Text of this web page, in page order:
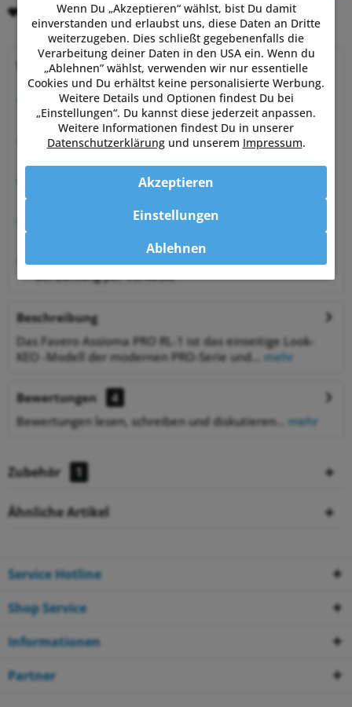
Merken Bewerten
Warum Powermetershop?
Beratung vom Experten
von Sportlern für Sportler
Hervorragende Kundenzufriedenheit
30 Tage Money-Back-Garantie
Bestpreisgarantie
bei Zahlung per Vorkasse
Beschreibung
Das Favero Assioma PRO RL-1 ist das einseitige Look-
KEO -Modell der modernen PRO-Serie und...
mehr
Bewertungen
4
Bewertungen lesen, schreiben und diskutieren...
mehr
Zubehör 1
Ähnliche Artikel
Service Hotline
Shop Service
Informationen
Partner
Wenn Du „Akzeptieren“ wählst, bist Du damit
einverstanden und erlaubst uns, diese Daten an Dritte
weiterzugeben. Dies schließt gegebenenfalls die
Verarbeitung deiner Daten in den USA ein. Wenn du
„Ablehnen” wählst, verwenden wir nur essentielle
Cookies und Du erhältst keine personalisierte Werbung.
Weitere Details und Optionen findest Du bei
„Einstellungen“. Du kannst diese jederzeit anpassen.
Weitere Informationen findest Du in unserer
Datenschutzerklärungund unserem Impressum.
Ablehnen
Akzeptieren
Einstellungen